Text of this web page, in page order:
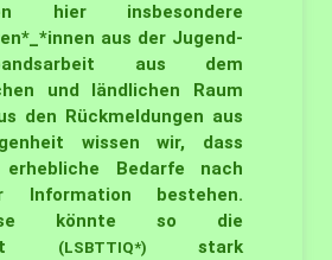
hier insbesondere
aus der Jugend-
aus dem
und ländlichen Raum
den Rückmeldungen aus
wissen wir, dass
Bedarfe nach
Information bestehen.
könnte so die
(LSBTTIQ*)
stark